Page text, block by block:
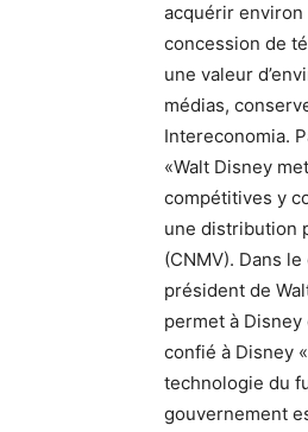
acquérir environ
concession de
une valeur
médias,
Intereconomia.
«Walt Disney
compétitives y
une distribution
(CNMV). Dans
président de
permet à
confié à Disney
technologie du
gouvernement